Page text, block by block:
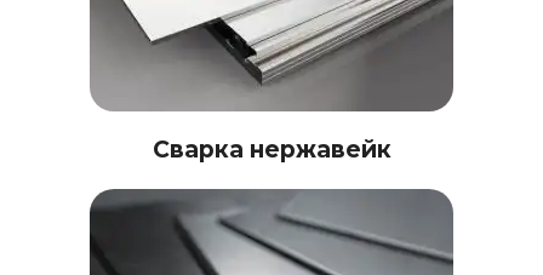
Сварка нержавейк